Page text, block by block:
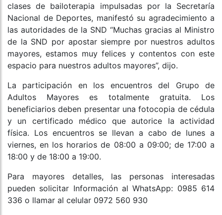
clases de bailoterapia impulsadas por la Secretaría
Nacional de Deportes, manifestó su agradecimiento a
las autoridades de la SND “Muchas gracias al Ministro
de la SND por apostar siempre por nuestros adultos
mayores, estamos muy felices y contentos con este
espacio para nuestros adultos mayores”, dijo.
La participación en los encuentros del Grupo de
Adultos Mayores es totalmente gratuita. Los
beneficiarios deben presentar una fotocopia de cédula
y un certificado médico que autorice la actividad
física. Los encuentros se llevan a cabo de lunes a
viernes, en los horarios de 08:00 a 09:00; de 17:00 a
18:00 y de 18:00 a 19:00.
Para mayores detalles, las personas interesadas
pueden solicitar Información al WhatsApp: 0985 614
336 o llamar al celular 0972 560 930